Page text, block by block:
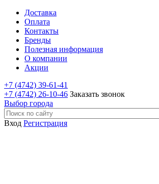
Доставка
Оплата
Контакты
Бренды
Полезная информация
О компании
Акции
+7 (4742) 39-61-41
+7 (4742) 26-10-46 Заказать звонок
Выбор города
Вход Регистрация